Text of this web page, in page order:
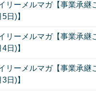
リーメルマガ【事業承継
日)】
リーメルマガ【事業承継
日)】
リーメルマガ【事業承継
日)】